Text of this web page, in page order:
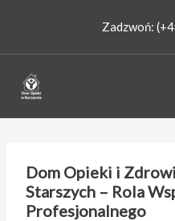
treści
Zadzwoń:
Dom Opieki i
Starszych – Rola
Profesjonalnego